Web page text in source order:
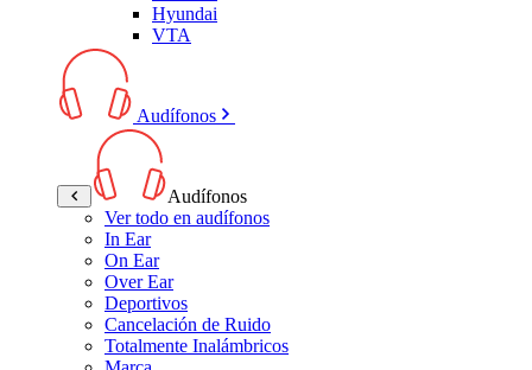
Hyundai
VTA
Audífonos
Audífonos
Ver todo en audífonos
In Ear
On Ear
Over Ear
Deportivos
Cancelación de Ruido
Totalmente Inalámbricos